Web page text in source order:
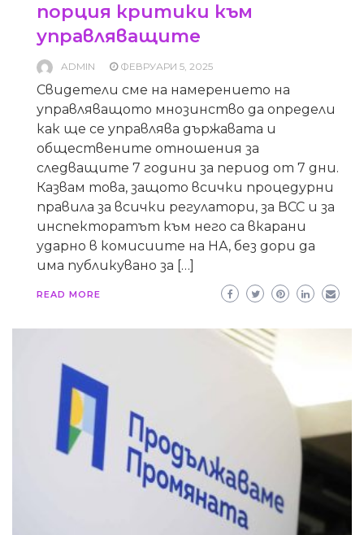
порция критики към
управляващите
ADMIN ФЕВРУАРИ 5, 2025
Свидетели сме на намерението на
управляващото мнозинство да определи
как ще се управлява държавата и
обществените отношения за
следващите 7 години за период от 7 дни.
Казвам това, защото всички процедурни
правила за всички регулатори, за ВСС и за
инспекторатът към него са вкарани
ударно в комисиите на НА, без дори да
има публикувано за […]
READ MORE